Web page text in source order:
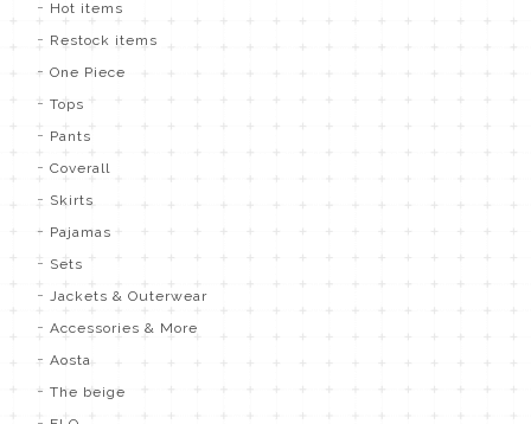
Hot items
Restock items
One Piece
Tops
Pants
Coverall
Skirts
Pajamas
Sets
Jackets & Outerwear
Accessories & More
Aosta
The beige